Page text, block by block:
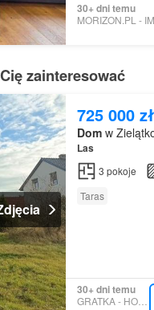
30+ dni temu
zainteresować
725 000 zł
Domw
Las
3 pokoje
Taras
30+ dni temu
GRATKA - HOL-BOR